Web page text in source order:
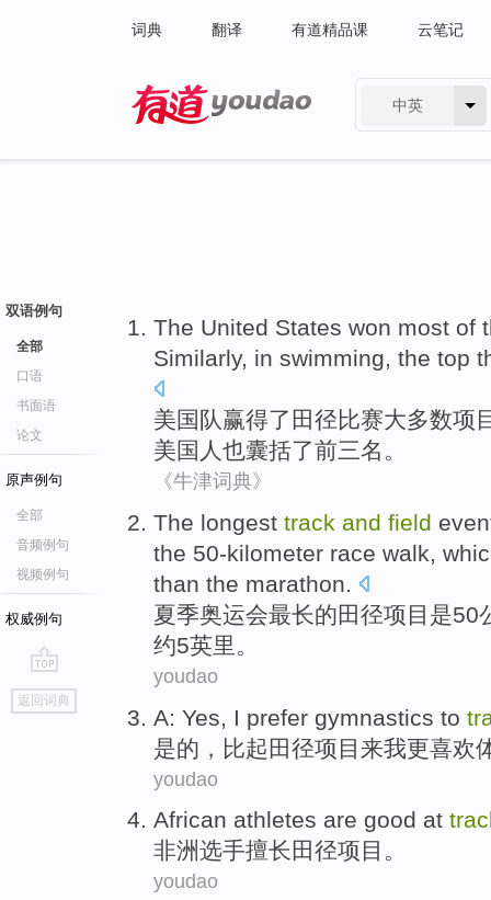
词典 翻译 有道精品课 云笔记
中英
双语例句
全部
口语
书面语
论文
原声例句
全部
音频例句
视频例句
权威例句
go
top
返回词典
The United States won most of
Similarly, in swimming, the top
美国队赢得了 田径比赛大多数项
美国人 也囊括了前三名。
《牛津词典》
The longest track and field
the 50-kilometer race walk,
than the marathon.
夏季奥运会最长的田径项目是50
约5英里。
youdao
A: Yes I prefer gymnastics to
是的 ，比起田径项目来我更喜欢
youdao
African athletes are good at
非洲选手擅长 田径项目。
youdao